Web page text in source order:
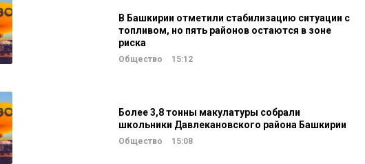
В Башкирии отметили стабилизацию ситуации с
топливом, но пять районов остаются в зоне
риска
Общество 15:12
Более 3,8 тонны макулатуры собрали
школьники Давлекановского района Башкирии
Общество 15:08